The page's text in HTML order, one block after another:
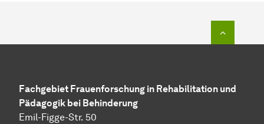
Fachgebiet Frauenforschung in Rehabilitation und
Pädagogik bei Behinderung
Emil-Figge-Str. 50